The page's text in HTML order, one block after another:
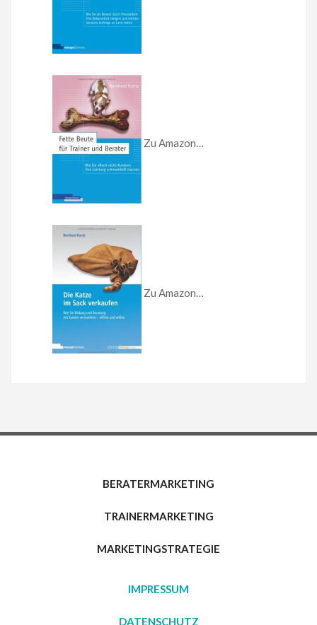
Zu Amazon…
Zu Amazon…
BERATERMARKETING
TRAINERMARKETING
MARKETINGSTRATEGIE
IMPRESSUM
DATENSCHUTZ